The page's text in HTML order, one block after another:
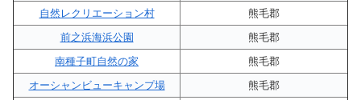
自然レクリエーション村
熊毛郡
前之浜海浜公園
熊毛郡
南種子町自然の家
熊毛郡
オーシャンビューキャンプ場
熊毛郡